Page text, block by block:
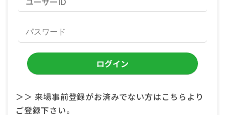
＞＞ 来場事前登録がお済みでない方はこちらより
ご登録下さい。